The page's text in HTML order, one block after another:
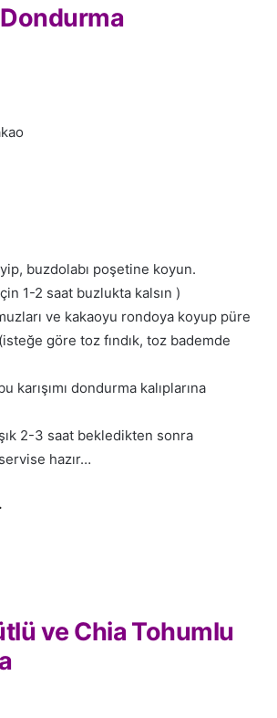
buzdolabı poşetine koyun.
1-2 saat buzlukta kalsın )
ve kakaoyu rondoya koyup püre
göre toz fındık, toz bademde
karışımı dondurma kalıplarına
2-3 saat bekledikten sonra
hazır…
ve Chia Tohumlu